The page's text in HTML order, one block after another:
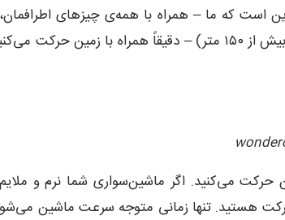
که ما – همراه با همه‌ی چیزهای اطرافمان،
( ساختمان‌هایی با دستکم ۴۰ طبقه و ارتفاع بیش از ۱۵۰ متر) – دقیقاً همراه با زمین حرکت
می‌کنید. اگر ماشین‌سواری شما نرم و
هستید. تنها زمانی متوجه سرعت ماشین